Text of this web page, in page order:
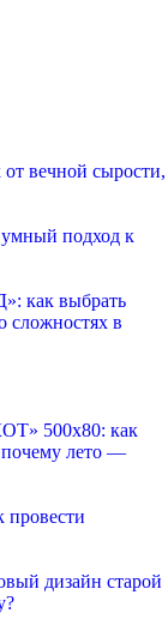
от вечной сырости,
подход к
как выбрать
сложностях в
500x80: как
почему лето —
дизайн старой